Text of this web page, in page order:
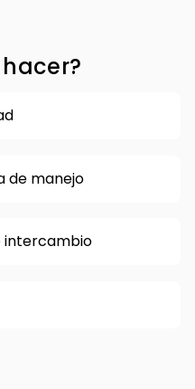
de manejo
intercambio